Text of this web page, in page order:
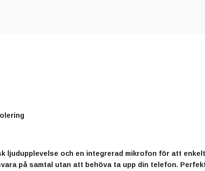
ljudupplevelse och en integrerad mikrofon för att
på samtal utan att behöva ta upp din telefon.